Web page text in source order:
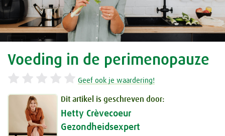
Voeding in de perimenopauze
Geef ook je waardering!
Dit artikel is geschreven door:
Hetty Crèvecoeur
Gezondheidsexpert